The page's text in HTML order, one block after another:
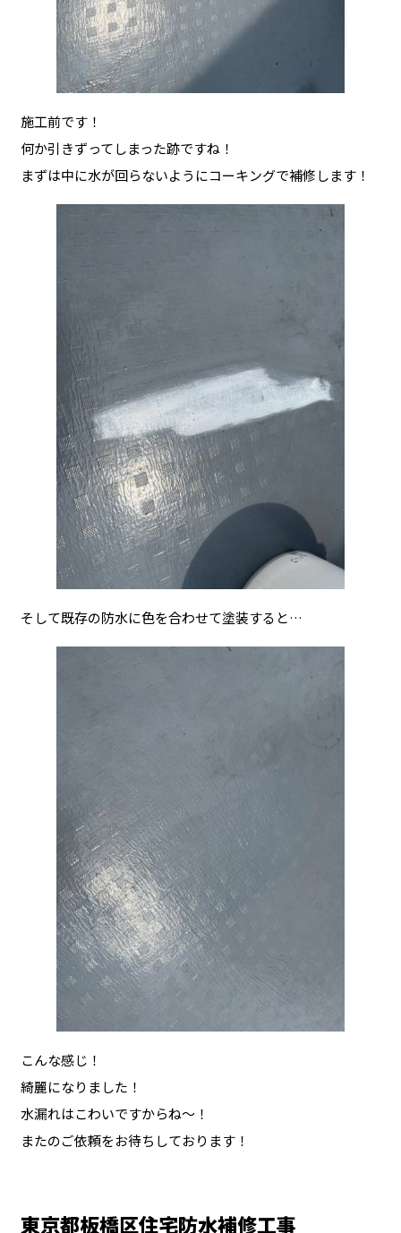
施工前です！
何か引きずってしまった跡ですね！
まずは中に水が回らないようにコーキングで補修します！
そして既存の防水に色を合わせて塗装すると…
こんな感じ！
綺麗になりました！
水漏れはこわいですからね〜！
またのご依頼をお待ちしております！
東京都板橋区住宅防水補修工事